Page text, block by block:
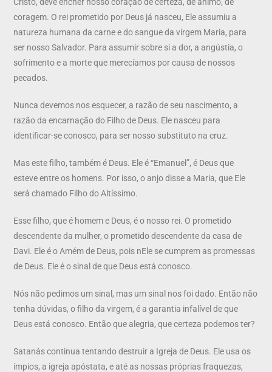
coragem. O rei prometido por Deus já nasceu, Ele assumiu a
natureza humana da carne e do sangue da virgem Maria, para
ser nosso Salvador. Para assumir sobre si a dor, a angústia, o
sofrimento e a morte que merecíamos por causa de nossos
pecados.
Nunca devemos nos esquecer, a razão de seu nascimento, a
razão da encarnação do Filho de Deus. Ele nasceu para
identificar-se conosco, para ser nosso substituto na cruz.
Mas este filho, também é Deus. Ele é “Emanuel”, é Deus que
esteve entre os homens. Por isso, o anjo disse a Maria, que Ele
será chamado Filho do Altíssimo.
Esse filho, que é homem e Deus, é o nosso rei. O prometido
descendente da mulher, o prometido descendente da casa de
Davi. Ele é o Amém de Deus, pois nEle se cumprem as promessas
de Deus. Ele é o sinal de que Deus está conosco.
Nós não pedimos um sinal, mas um sinal nos foi dado. Então não
tenha dúvidas, o filho da virgem, é a garantia infalível de que
Deus está conosco. Então que alegria, que certeza podemos ter?
Satanás continua tentando destruir a Igreja de Deus. Ele usa os
ímpios, a igreja apóstata, e até as nossas próprias fraquezas,